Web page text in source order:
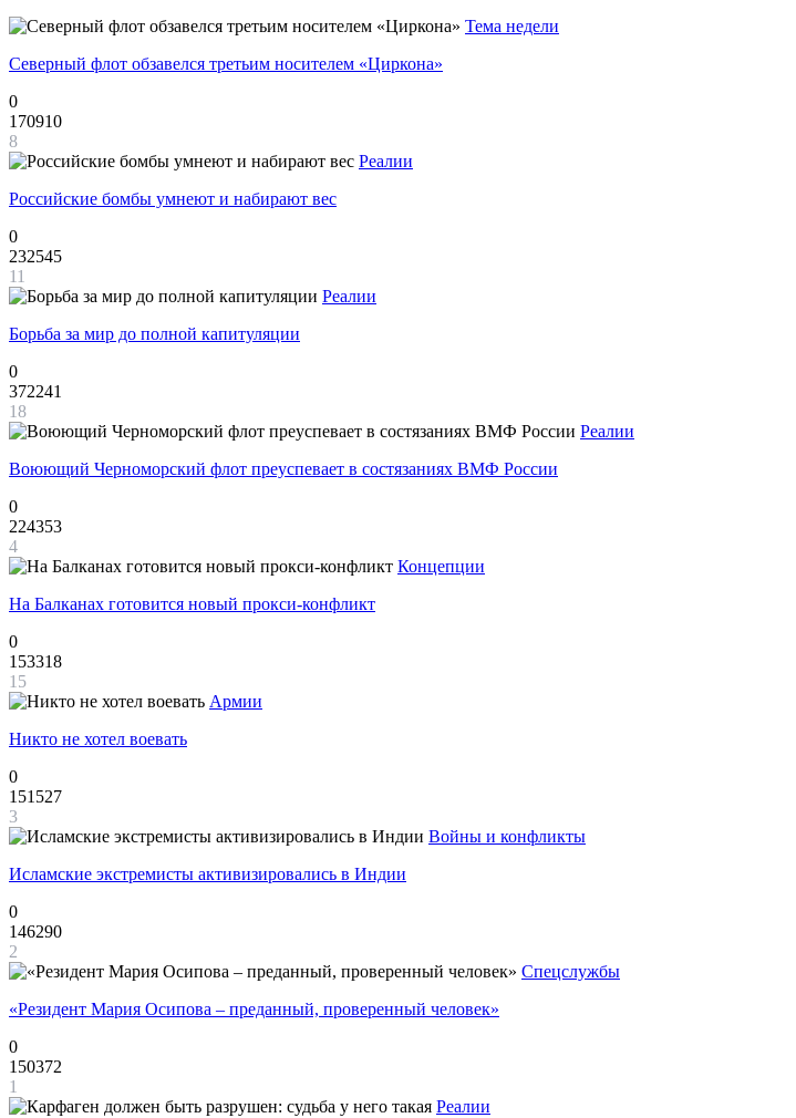
Тема недели
Северный флот обзавелся третьим носителем «Циркона»
0
170910
8
Реалии
Российские бомбы умнеют и набирают вес
0
232545
11
Реалии
Борьба за мир до полной капитуляции
0
372241
18
Реалии
Воюющий Черноморский флот преуспевает в состязаниях ВМФ России
0
224353
4
Концепции
На Балканах готовится новый прокси-конфликт
0
153318
15
Армии
Никто не хотел воевать
0
151527
3
Войны и конфликты
Исламские экстремисты активизировались в Индии
0
146290
2
Спецслужбы
«Резидент Мария Осипова – преданный, проверенный человек»
0
150372
1
Реалии